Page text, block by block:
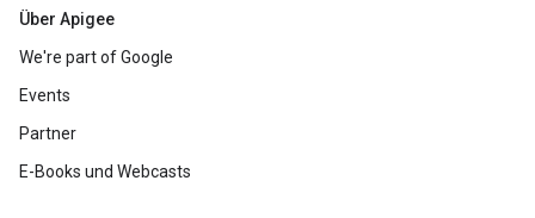
Über Apigee
We're part of Google
Events
Partner
E-Books und Webcasts